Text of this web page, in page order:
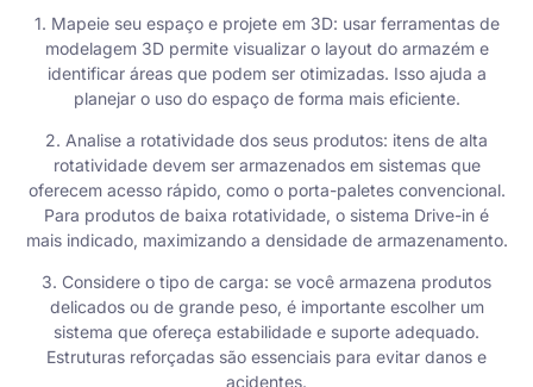
1. Mapeie seu espaço e projete em 3D: usar ferramentas de
modelagem 3D permite visualizar o layout do armazém e
identificar áreas que podem ser otimizadas. Isso ajuda a
planejar o uso do espaço de forma mais eficiente.
2. Analise a rotatividade dos seus produtos: itens de alta
rotatividade devem ser armazenados em sistemas que
oferecem acesso rápido, como o porta-paletes convencional.
Para produtos de baixa rotatividade, o sistema Drive-in é
mais indicado, maximizando a densidade de armazenamento.
3. Considere o tipo de carga: se você armazena produtos
delicados ou de grande peso, é importante escolher um
sistema que ofereça estabilidade e suporte adequado.
Estruturas reforçadas são essenciais para evitar danos e
acidentes.